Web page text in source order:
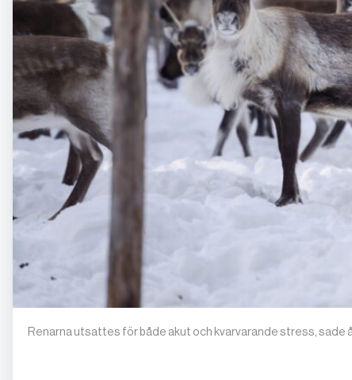
Renarna utsattes för både akut och kvarvarande stress,